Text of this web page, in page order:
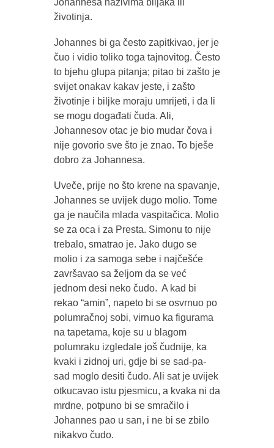
Johannesa nazivima biljaka ili
životinja.
Johannes bi ga često zapitkivao, jer je
čuo i vidio toliko toga tajnovitog. Često
to bjehu glupa pitanja; pitao bi zašto je
svijet onakav kakav jeste, i zašto
životinje i biljke moraju umrijeti, i da li
se mogu događati čuda. Ali,
Johannesov otac je bio mudar čova i
nije govorio sve što je znao. To bješe
dobro za Johannesa.
Uveče, prije no što krene na spavanje,
Johannes se uvijek dugo molio. Tome
ga je naučila mlada vaspitačica. Molio
se za oca i za Presta. Simonu to nije
trebalo, smatrao je. Jako dugo se
molio i za samoga sebe i najčešće
završavao sa željom da se već
jednom desi neko čudo. A kad bi
rekao “amin”, napeto bi se osvrnuo po
polumračnoj sobi, virnuo ka figurama
na tapetama, koje su u blagom
polumraku izgledale još čudnije, ka
kvaki i zidnoj uri, gdje bi se sad-pa-
sad moglo desiti čudo. Ali sat je uvijek
otkucavao istu pjesmicu, a kvaka ni da
mrdne, potpuno bi se smračilo i
Johannes pao u san, i ne bi se zbilo
nikakvo čudo.